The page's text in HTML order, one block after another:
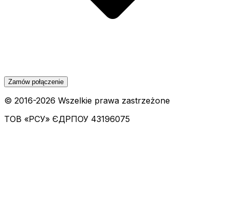
Zamów połączenie
© 2016-2026 Wszelkie prawa zastrzeżone
ТОВ «РСУ» ЄДРПОУ 43196075